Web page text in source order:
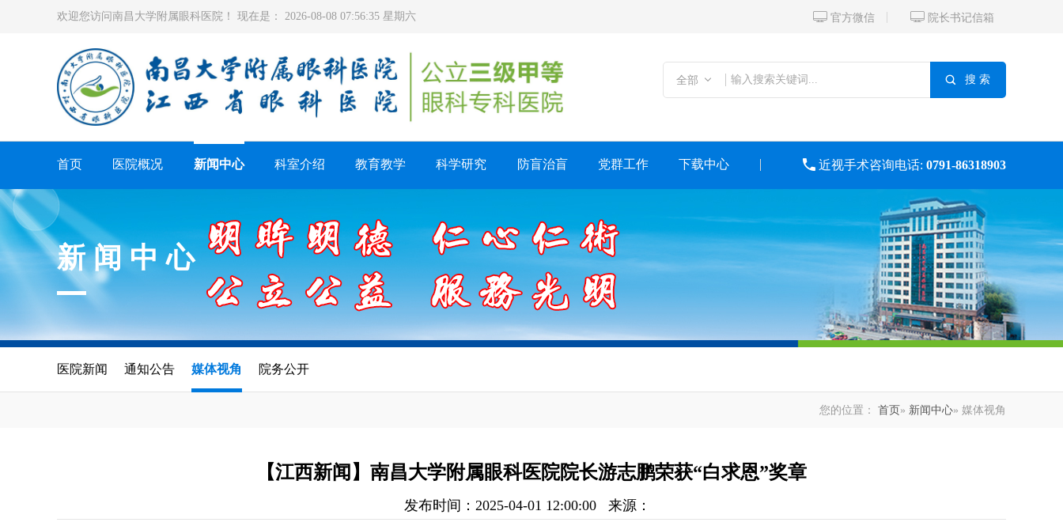
欢迎您访问南昌大学附属眼科医院！ 现在是： 2026-08-08 07:56:37 星期六  官方微信  院长书记信箱
全部  搜 索
首页 医院概况 新闻中心 科室介绍 教育教学 科学研究 防盲治盲 党群工作 下载中心  近视手术咨询电话: 0791-86318903
新闻中心
医院新闻 通知公告 媒体视角 院务公开
您的位置： 首页» 新闻中心» 媒体视角
【江西新闻】南昌大学附属眼科医院院长游志鹏荣获“白求恩”奖章
发布时间：2025-04-01 12:00:00 来源：